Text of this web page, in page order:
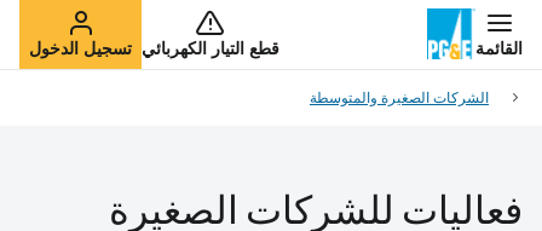
القائمة قطع التيار الكهربائي تسجيل الدخول
الشركات الصغيرة والمتوسطة
فعاليات للشركات الصغيرة